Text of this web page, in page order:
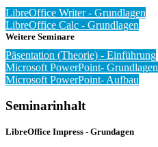
LibreOffice Writer - Grundlagen
LibreOffice Calc - Grundlagen
Weitere Seminare
Päsentation (Theorie) - Einführung
Microsoft PowerPoint- Grundlagen
Microsoft PowerPoint- Aufbau
Seminarinhalt
LibreOffice Impress - Grundagen